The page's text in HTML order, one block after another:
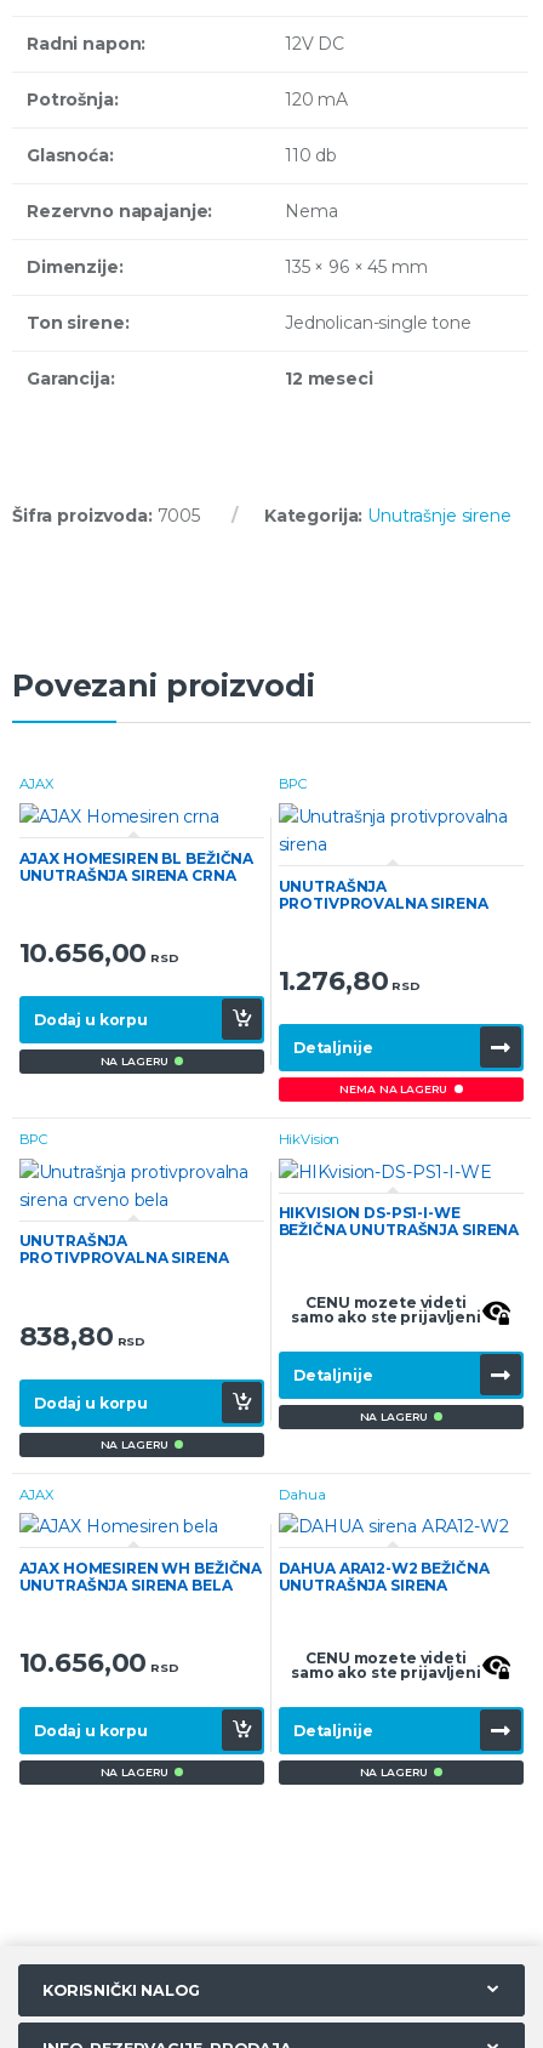
Radni napon: 12V DC
Potrošnja: 120 mA
Glasnoća: 110 db
Rezervno napajanje: Nema
Dimenzije: 135 × 96 × 45 mm
Ton sirene: Jednolican-single tone
Garancija: 12 meseci
Šifra proizvoda: 7005 Kategorija: Unutrašnje sirene
Povezani proizvodi
AJAX
AJAX HOMESIREN BL BEŽIČNA
UNUTRAŠNJA SIRENA CRNA
10.656,00 RSD
Dodaj u korpu
NA LAGERU
BPC
UNUTRAŠNJA
PROTIVPROVALNA SIRENA
1.276,80 RSD
Detaljnije
NEMA NA LAGERU
BPC
UNUTRAŠNJA
PROTIVPROVALNA SIRENA
838,80 RSD
Dodaj u korpu
NA LAGERU
HikVision
HIKVISION DS-PS1-I-WE
BEŽIČNA UNUTRAŠNJA SIRENA
CENU mozete videti
samo ako ste prijavljeni
Detaljnije
NA LAGERU
AJAX
AJAX HOMESIREN WH BEŽIČNA
UNUTRAŠNJA SIRENA BELA
10.656,00 RSD
Dodaj u korpu
NA LAGERU
Dahua
DAHUA ARA12-W2 BEŽIČNA
UNUTRAŠNJA SIRENA
CENU mozete videti
samo ako ste prijavljeni
Detaljnije
NA LAGERU
KORISNIČKI NALOG